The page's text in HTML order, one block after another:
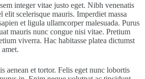
integer vitae justo eget. Nibh venenatis
elit scelerisque mauris. Imperdiet massa
et ligula ullamcorper malesuada. Purus
mauris nunc congue nisi vitae. Pretium
viverra. Hac habitasse platea dictumst
aenean et tortor. Felis eget nunc lobortis